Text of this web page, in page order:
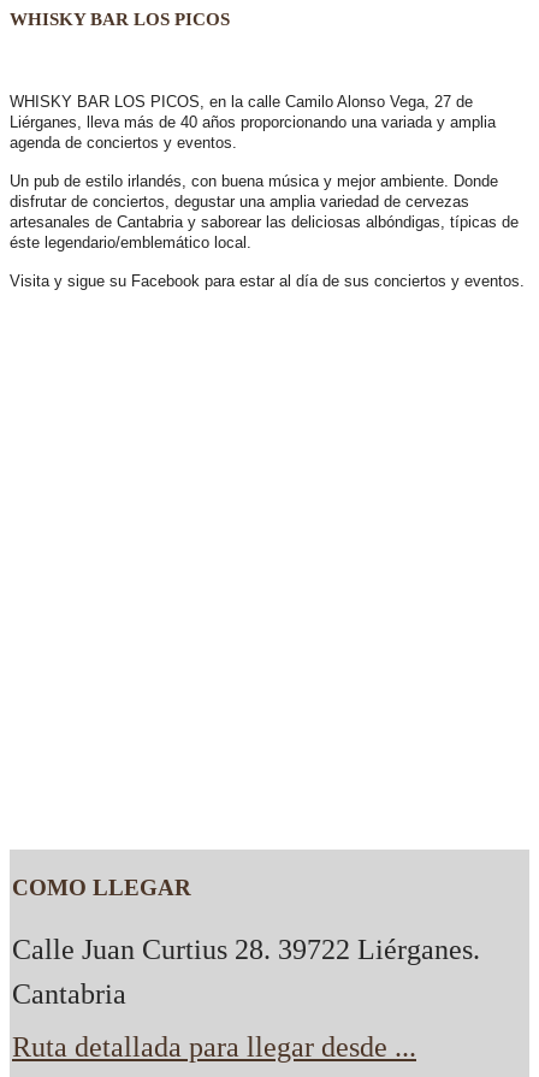
WHISKY BAR LOS PICOS
WHISKY BAR LOS PICOS, en la calle Camilo Alonso Vega, 27 de
Liérganes, lleva más de 40 años proporcionando una variada y amplia
agenda de conciertos y eventos.
Un pub de estilo irlandés, con buena música y mejor ambiente. Donde
disfrutar de conciertos, degustar una amplia variedad de cervezas
artesanales de Cantabria y saborear las deliciosas albóndigas, típicas de
éste legendario/emblemático local.
Visita y sigue su Facebook para estar al día de sus conciertos y eventos.
COMO LLEGAR
Calle Juan Curtius 28. 39722 Liérganes.
Cantabria
Ruta detallada para llegar desde ...